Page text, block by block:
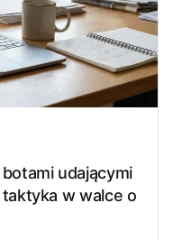
udającymi
w walce o